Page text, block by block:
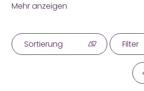
Push-up-Bikinis
Bügel-Bandeau-Bikinis
Mehr anzeigen
Sortierung Filter